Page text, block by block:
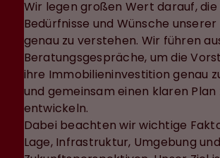
Wir legen großen Wert darauf, die
Bedürfnisse und Wünsche unserer
genau zu verstehen. Wir führen
Beratungsgespräche, um die
ihre Immobilieninvestition genau
und gemeinsam einen klaren Plan
entwickeln.
Dabei beachten wir wichtige
Lage, Infrastruktur, Umgebung und